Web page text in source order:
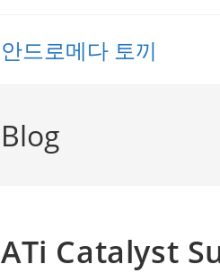
안드로메다 토끼
Blog
ATi Catalyst